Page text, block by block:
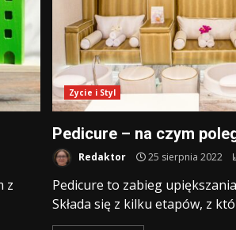
z
Zycie i Styl
Pedicure – na czym
Redaktor 25 sierpnia 2022
Pedicure to zabieg
Składa się z kilku etapów, z